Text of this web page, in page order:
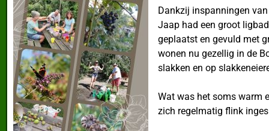
Dankzij inspanningen
Jaap had een groot
geplaatst en gevuld met
wonen nu gezellig in de
slakken en op
Wat was het soms warm
zich regelmatig flink